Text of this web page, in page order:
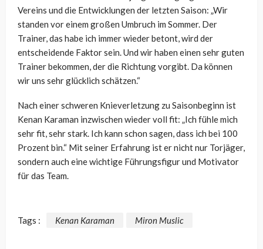
Vereins und die Entwicklungen der letzten Saison: „Wir
standen vor einem großen Umbruch im Sommer. Der
Trainer, das habe ich immer wieder betont, wird der
entscheidende Faktor sein. Und wir haben einen sehr guten
Trainer bekommen, der die Richtung vorgibt. Da können
wir uns sehr glücklich schätzen.“
Nach einer schweren Knieverletzung zu Saisonbeginn ist
Kenan Karaman inzwischen wieder voll fit: „Ich fühle mich
sehr fit, sehr stark. Ich kann schon sagen, dass ich bei 100
Prozent bin.“ Mit seiner Erfahrung ist er nicht nur Torjäger,
sondern auch eine wichtige Führungsfigur und Motivator
für das Team.
Tags : Kenan Karaman Miron Muslic